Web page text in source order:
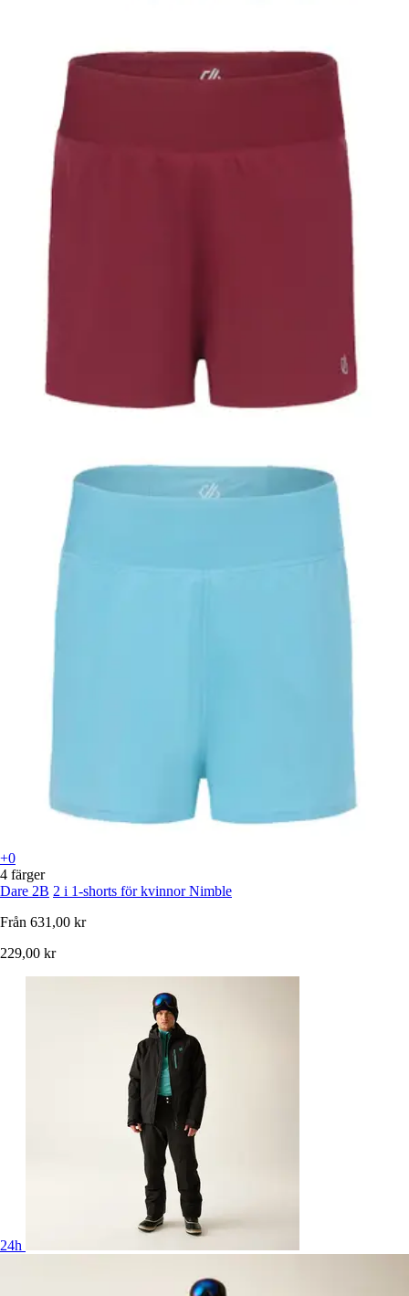
+0
4 färger
Dare 2B 2 i 1-shorts för kvinnor Nimble
Från 631,00 kr
229,00 kr
24h